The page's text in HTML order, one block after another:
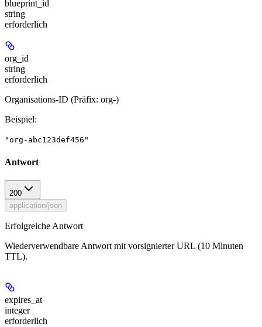
blueprint_id
string
erforderlich
org_id
string
erforderlich
Organisations-ID (Präfix: org-)
Beispiel:
"org-abc123def456"
Antwort
200
application/json
Erfolgreiche Antwort
Wiederverwendbare Antwort mit vorsignierter URL (10 Minuten
TTL).
expires_at
integer
erforderlich